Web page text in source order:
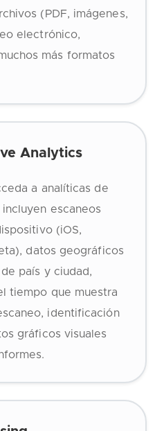
(PDF, imágenes,
electrónico,
más formatos
Analytics
a analíticas de
escaneos
(iOS,
datos geográficos
país y ciudad,
tiempo que muestra
identificación
gráficos visuales